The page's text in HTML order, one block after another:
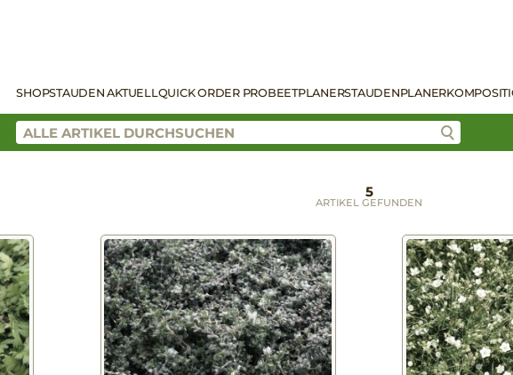
SHOPSTAUDEN AKTUELLQUICK ORDER PROBEETPLANERSTAUDENPLANER
5
ARTIKEL GEFUNDEN